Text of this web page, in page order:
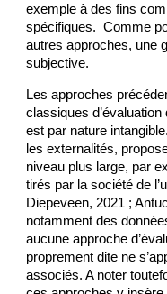
exemple à des fins
spécifiques.  Comme
autres approches, une
subjective.
Les approches
classiques
est par nature
les externalités,
niveau plus large, par
tirés par la société de
Diepeveen, 2021 ;
notamment des
aucune approche
proprement dite ne
associés. A noter